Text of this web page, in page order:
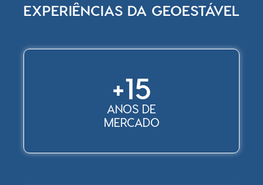
EXPERIÊNCIAS DA GEOESTÁVEL
+15
ANOS DE
MERCADO